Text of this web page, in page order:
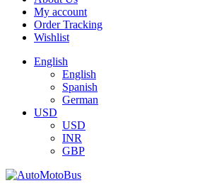
My account
Order Tracking
Wishlist
English
English
Spanish
German
USD
USD
INR
GBP